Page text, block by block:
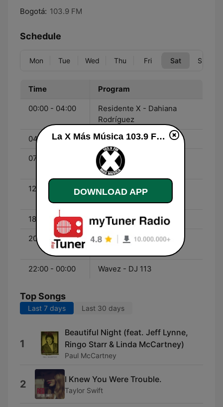
Bogotá: 103.9 FM
Schedule
Mon Tue Wed Thu Fri Sat Sun
Time Program
00:00 - 04:00
Residente X - Dahiana
Rodríguez
04:00 - 07:00 Programación musical
07:00 - 12:00
Mañanas X Weekend -
Catta Blanco
12:00 - 18:00
De la A a La X - Camilo
18:00 - 20:00 Programación musical
20:00 - 22:00
Pandora's Box - Dahiana
22:00 - 00:00 Wavez - DJ 113
Top Songs
Last 7 days Last 30 days
1
Beautiful Night (feat. Jeff Lynne,
Ringo Starr & Linda McCartney)
Paul McCartney
2 I Knew You Were Trouble.
Taylor Swift
La X Más Música 103.9 FM live
DOWNLOAD APP